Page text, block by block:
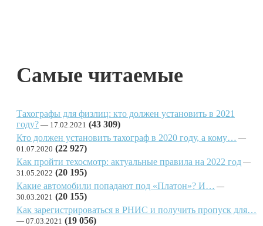
Самые читаемые
Тахографы для физлиц: кто должен установить в 2021
году?
17.02.2021 (43 309)
Кто должен установить тахограф в 2020 году, а кому…
01.07.2020 (22 927)
Как пройти техосмотр: актуальные правила на 2022 год
31.05.2022 (20 195)
Какие автомобили попадают под «Платон»? И…
30.03.2021 (20 155)
Как зарегистрироваться в РНИС и получить пропуск для…
07.03.2021 (19 056)